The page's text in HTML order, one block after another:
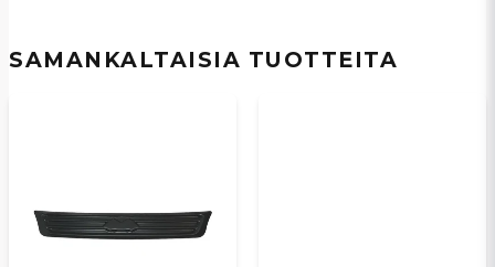
SAMANKALTAISIA ​​TUOTTEITA
Kyllä, voit julkaista kysymykseni